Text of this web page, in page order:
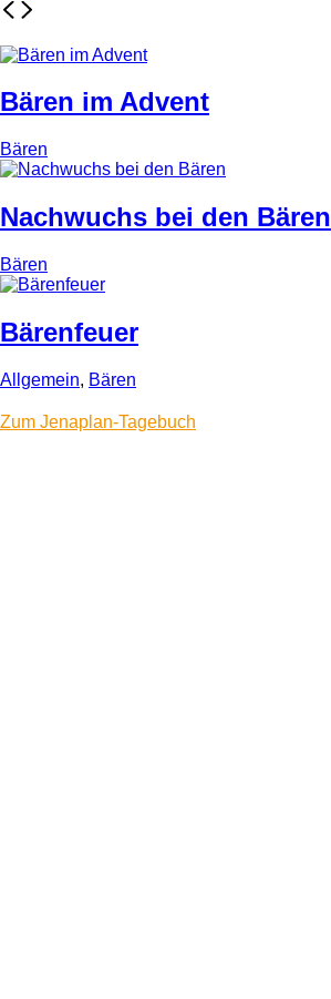
Bären im Advent
Bären
Nachwuchs bei den Bären
Bären
Bärenfeuer
Allgemein, Bären
Zum Jenaplan-Tagebuch